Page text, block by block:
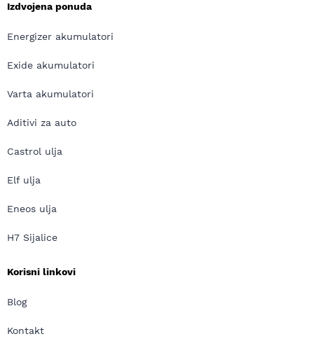
Izdvojena ponuda
Energizer akumulatori
Exide akumulatori
Varta akumulatori
Aditivi za auto
Castrol ulja
Elf ulja
Eneos ulja
H7 Sijalice
Korisni linkovi
Blog
Kontakt